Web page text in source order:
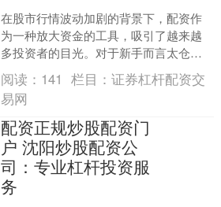
在股市行情波动加剧的背景下，配资作
为一种放大资金的工具，吸引了越来越
多投资者的目光。对于新手而言太仓股
票配资，配资既可能带来超额收益，也
暗藏巨大风险。本文将系统....
阅读： 141 栏目：证券杠杆配资交
易网
配资正规炒股配资门
户 沈阳炒股配资公
司：专业杠杆投资服
务